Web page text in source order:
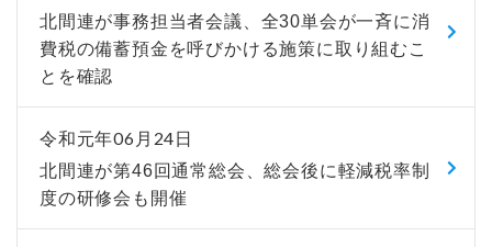
北間連が事務担当者会議、全30単会が一斉に消
費税の備蓄預金を呼びかける施策に取り組むこ
とを確認
令和元年06月24日
北間連が第46回通常総会、総会後に軽減税率制
度の研修会も開催